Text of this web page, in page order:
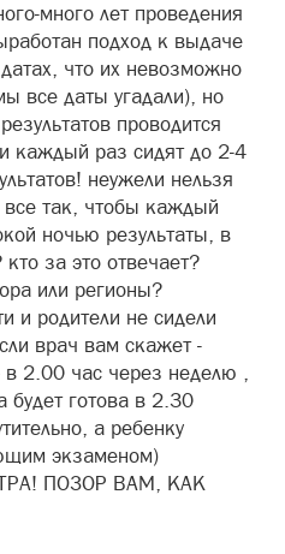
много лет проведения
подход к выдаче
что их невозможно
все даты угадали), но
проводится
каждый раз сидят до 2-4
неужели нельзя
все так, чтобы каждый
ночью результаты, в
за это отвечает?
или регионы?
и родители не сидели
врач вам скажет -
в 2.00 час через неделю ,
будет готова в 2.30
а ребенку
экзаменом)
ПОЗОР ВАМ, КАК